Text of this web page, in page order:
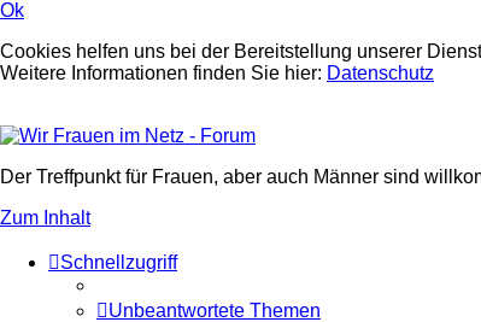
Ok
Cookies helfen uns bei der Bereitstellung unserer
Weitere Informationen finden Sie hier: Datenschutz
Der Treffpunkt für Frauen, aber auch Männer sind
Zum Inhalt
Schnellzugriff
Unbeantwortete Themen